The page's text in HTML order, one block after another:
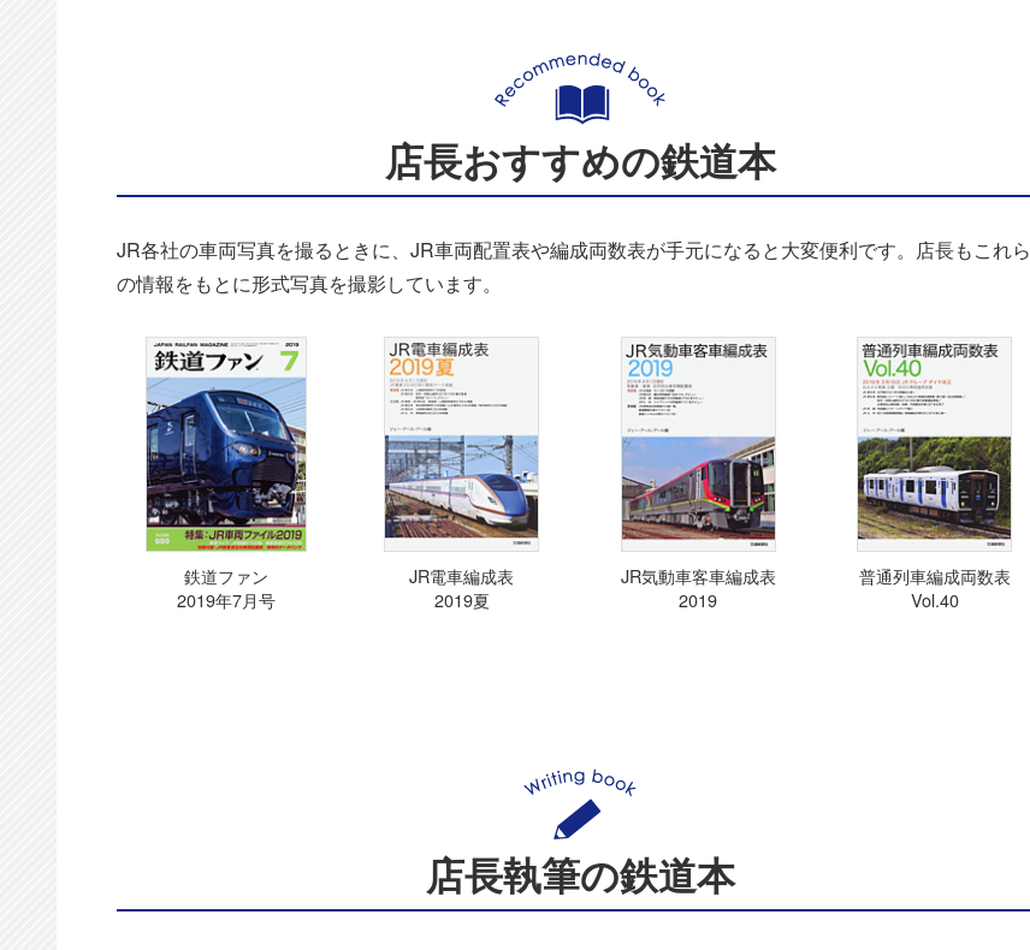
店長おすすめの鉄道本
JR各社の車両写真を撮るときに、JR車両配置表や編成両数表が手元になると大変便利です。店長もこれら
の情報をもとに形式写真を撮影しています。
鉄道ファン
2019年7月号
JR電車編成表
2019夏
JR気動車客車編成表
2019
普通列車編成両数表
Vol.40
店長執筆の鉄道本